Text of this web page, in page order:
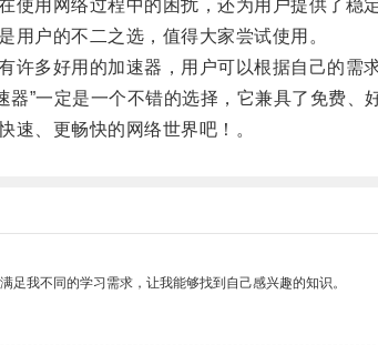
用网络过程中的困扰，还为用户提供了稳定
户的不二之选，值得大家尝试使用。
多好用的加速器，用户可以根据自己的需求
”一定是一个不错的选择，它兼具了免费、
、更畅快的网络世界吧！。
足我不同的学习需求，让我能够找到自己感兴趣的知识。